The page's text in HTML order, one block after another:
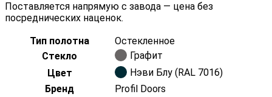
Поставляется напрямую с завода — цена без
посреднических наценок.
Тип полотна
Остекленное
Стекло
Графит
Цвет
Нэви Блу (RAL 7016)
Бренд
Profil Doors